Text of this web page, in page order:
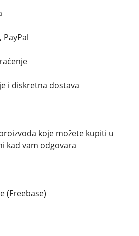
PayPal
i diskretna dostava
koje možete kupiti u
kad vam odgovara
(Freebase)